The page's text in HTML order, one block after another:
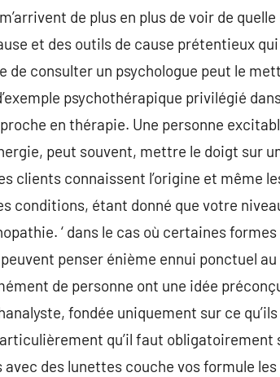
de plus en plus de voir de
et des outils de cause prétentieux
de consulter un psychologue peut le
psychothérapique privilégié
en thérapie. Une personne
peut souvent, mettre le doigt sur
clients connaissent l’origine et même
conditions, étant donné que votre
‘ dans le cas où certaines
penser énième ennui ponctuel
de personne ont une idée
fondée uniquement sur ce
qu’il faut obligatoirement
avec des lunettes couche vos formule